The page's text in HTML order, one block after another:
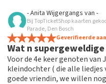
Beoordeling van - Annette
Altijd goed geregeld
- Anita Wijgergangs van -
Bij TopTicketShop kaarten
Parade, Den Bosch
Geverifieerde
Wat n
Voor de 4e keer genoten van
kleindochter ( die alle liedjes
goede vriendin, we willen